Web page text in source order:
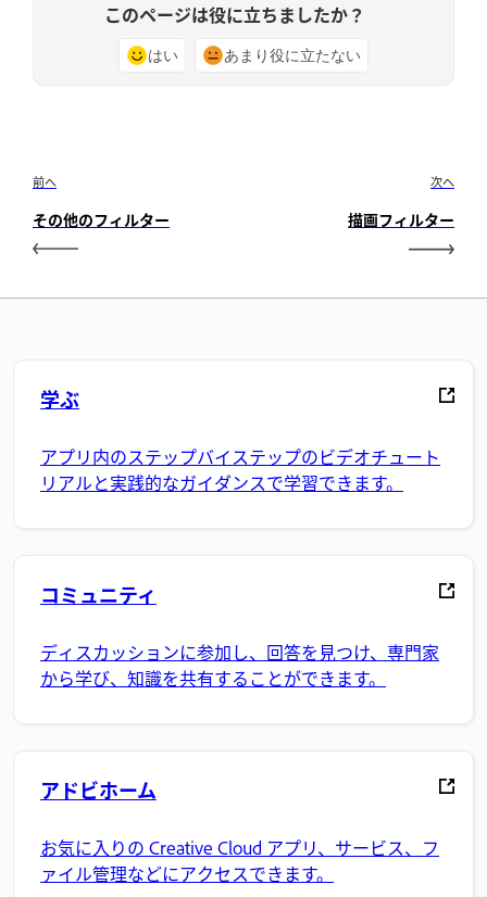
このページは役に立ちましたか？
はい あまり役に立たない
前へ
その他のフィルター
次へ
描画フィルター
学ぶ
アプリ内のステップバイステップのビデオチュート
リアルと実践的なガイダンスで学習できます。
コミュニティ
ディスカッションに参加し、回答を見つけ、専門家
から学び、知識を共有することができます。
アドビホーム
お気に入りの Creative Cloud アプリ、サービス、フ
ァイル管理などにアクセスできます。